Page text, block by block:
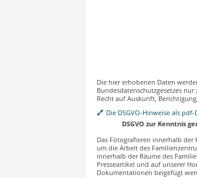
Die hier erhobenen Daten
Bundesdatenschutzgesetzes
Recht auf Auskunft,
Die DSGVO-Hinweise als pdf-
DSGVO zur Kenntnis
Das Fotografieren innerhalb
um die Arbeit des
innerhalb der Räume des
Presseartikel und auf unserer
Dokumentationen beigefügt